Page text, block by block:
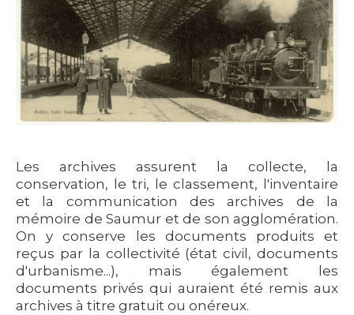
Les archives assurent la collecte, la
conservation, le tri, le classement, l'inventaire
et la communication des archives de la
mémoire de Saumur et de son agglomération.
On y conserve les documents produits et
reçus par la collectivité (état civil, documents
d'urbanisme...), mais également les
documents privés qui auraient été remis aux
archives à titre gratuit ou onéreux.